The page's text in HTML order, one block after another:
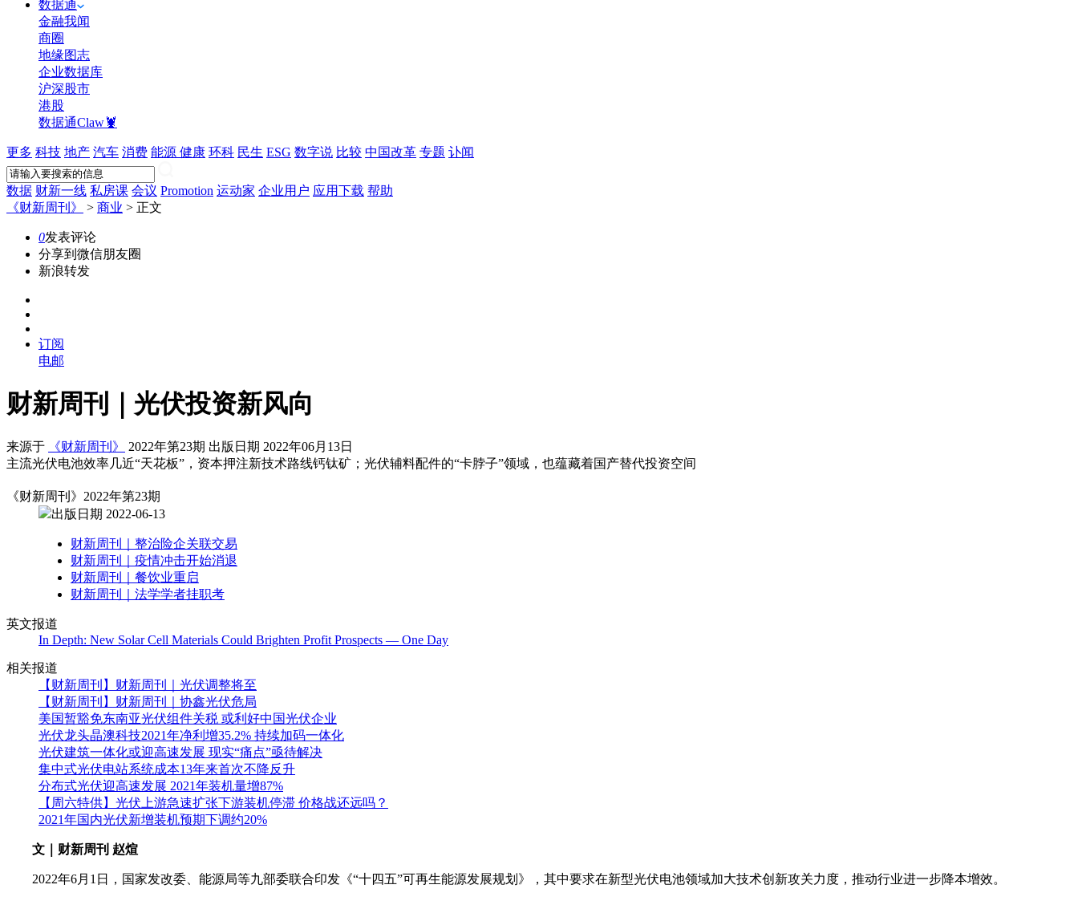
数据通
金融我闻
商圈
地缘图志
企业数据库
沪深股市
港股
数据通Claw🦞
更多 科技 地产 汽车 消费 能源 健康 环科 民生 ESG 数字说 比较 中国改革 专题 讣闻
数据 财新一线 私房课 会议 Promotion 运动家 企业用户 应用下载 帮助
《财新周刊》
> 商业 > 正文
0发表评论
分享到微信朋友圈
新浪转发
订阅
电邮
财新周刊｜光伏投资新风向
来源于 《财新周刊》
2022年第23期 出版日期 2022年06月13日
主流光伏电池效率几近“天花板”，资本押注新技术路线钙钛矿；光伏辅料配件的“卡脖子”领域，也蕴藏着国产替代投资空间
《财新周刊》2022年第23期
出版日期 2022-06-13
财新周刊｜整治险企关联交易
财新周刊｜疫情冲击开始消退
财新周刊｜餐饮业重启
财新周刊｜法学学者挂职考
英文报道
In Depth: New Solar Cell Materials Could Brighten Profit Prospects — One Day
相关报道
【财新周刊】财新周刊｜光伏调整将至
【财新周刊】财新周刊｜协鑫光伏危局
美国暂豁免东南亚光伏组件关税 或利好中国光伏企业
光伏龙头晶澳科技2021年净利增35.2% 持续加码一体化
光伏建筑一体化或迎高速发展 现实“痛点”亟待解决
集中式光伏电站系统成本13年来首次不降反升
分布式光伏迎高速发展 2021年装机量增87%
【周六特供】光伏上游急速扩张下游装机停滞 价格战还远吗？
2021年国内光伏新增装机预期下调约20%
文｜财新周刊 赵煊
2022年6月1日，国家发改委、能源局等九部委联合印发《“十四五”可再生能源发展规划》，其中要求在新型光伏电池领域加大技术创新攻关力度，推动行业进一步降本增效。